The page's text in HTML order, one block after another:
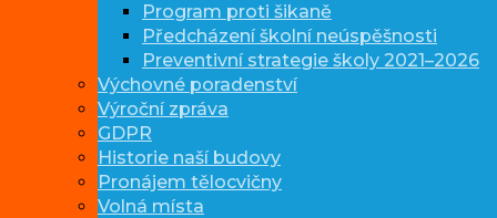
Program proti šikaně
Předcházení školní neúspěšnosti
Preventivní strategie školy 2021–2026
Výchovné poradenství
Výroční zpráva
GDPR
Historie naší budovy
Pronájem tělocvičny
Volná místa